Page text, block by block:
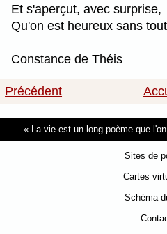
Et s'aperçut, avec surprise,
Qu'on est heureux sans
Constance de Théis
Précédent
La vie est un long poème que
Sites de
Cartes
Schéma